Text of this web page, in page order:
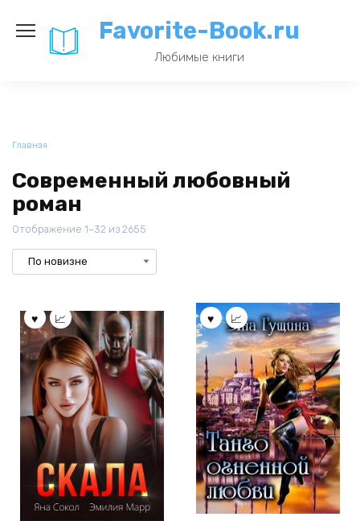
содержанию
Favorite-Book.ru
Любимые книги
Главная
Современный любовный
роман
Отображение 1–32 из 2655